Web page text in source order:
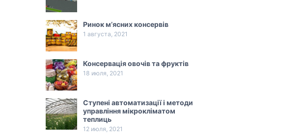
Ринок м’ясних консервів
1 августа, 2021
Консервація овочів та фруктів
18 июля, 2021
Ступені автоматизації і методи
управління мікрокліматом
теплиць
12 июля, 2021